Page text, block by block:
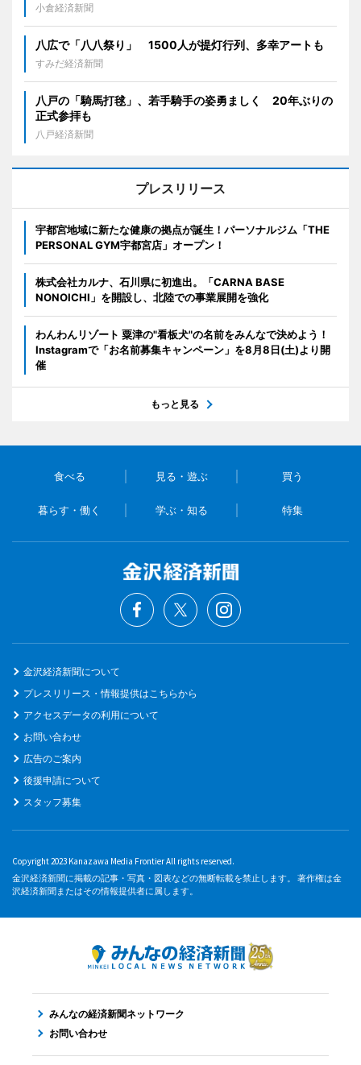
小倉経済新聞
八広で「八八祭り」 1500人が提灯行列、多幸アートも
すみだ経済新聞
八戸の「騎馬打毬」、若手騎手の姿勇ましく 20年ぶりの
正式参拝も
八戸経済新聞
プレスリリース
宇都宮地域に新たな健康の拠点が誕生！パーソナルジム「THE
PERSONAL GYM宇都宮店」オープン！
株式会社カルナ、石川県に初進出。「CARNA BASE
NONOICHI」を開設し、北陸での事業展開を強化
わんわんリゾート 粟津の"看板犬"の名前をみんなで決めよう！
Instagramで「お名前募集キャンペーン」を8月8日(土)より開
催
もっと見る
食べる 見る・遊ぶ 買う
暮らす・働く 学ぶ・知る 特集
金沢経済新聞について
プレスリリース・情報提供はこちらから
アクセスデータの利用について
お問い合わせ
広告のご案内
後援申請について
スタッフ募集
Copyright 2023 Kanazawa Media Frontier All rights reserved.
金沢経済新聞に掲載の記事・写真・図表などの無断転載を禁止します。 著作権は金
沢経済新聞またはその情報提供者に属します。
みんなの経済新聞ネットワーク
お問い合わせ